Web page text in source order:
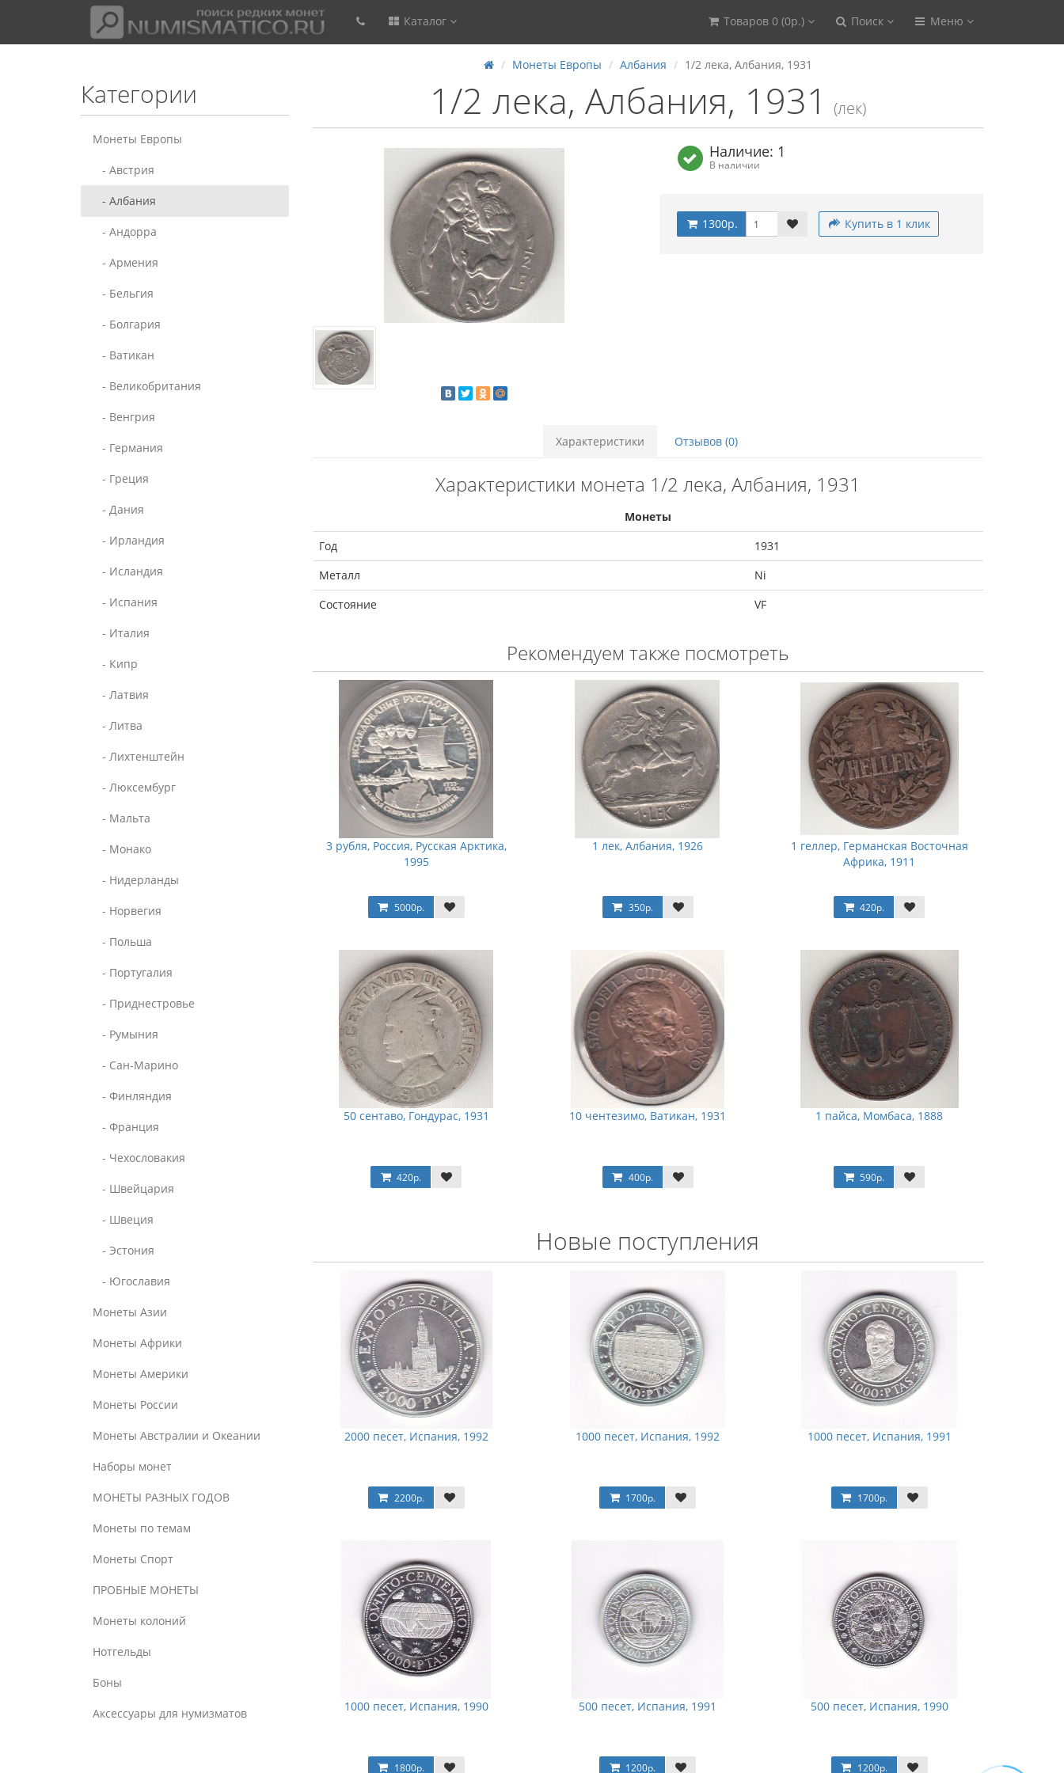
Каталог Товаров 0 (0р.) Поиск Меню
Категории
Монеты Европы
- Австрия
- Албания
- Андорра
- Армения
- Бельгия
- Болгария
- Ватикан
- Великобритания
- Венгрия
- Германия
- Греция
- Дания
- Ирландия
- Исландия
- Испания
- Италия
- Кипр
- Латвия
- Литва
- Лихтенштейн
- Люксембург
- Мальта
- Монако
- Нидерланды
- Норвегия
- Польша
- Португалия
- Приднестровье
- Румыния
- Сан-Марино
- Финляндия
- Франция
- Чехословакия
- Швейцария
- Швеция
- Эстония
- Югославия
Монеты Азии
Монеты Африки
Монеты Америки
Монеты России
Монеты Австралии и Океании
Наборы монет
МОНЕТЫ РАЗНЫХ ГОДОВ
Монеты по темам
Монеты Спорт
ПРОБНЫЕ МОНЕТЫ
Монеты колоний
Нотгельды
Боны
Аксессуары для нумизматов
Монеты Европы Албания 1/2 лека, Албания, 1931
1/2 лека, Албания, 1931 (лек)
Наличие: 1
В наличии
1300р. Купить в 1 клик
Характеристики Отзывов (0)
Характеристики монета 1/2 лека, Албания, 1931
Монеты
Год
1931
Металл
Ni
Состояние
VF
Рекомендуем также посмотреть
3 рубля, Россия, Русская Арктика,
1995
5000р.
1 лек, Албания, 1926
350р.
1 геллер, Германская Восточная
Африка, 1911
420р.
50 сентаво, Гондурас, 1931
420р.
10 чентезимо, Ватикан, 1931
400р.
1 пайса, Момбаса, 1888
590р.
Новые поступления
2000 песет, Испания, 1992
2200р.
1000 песет, Испания, 1992
1700р.
1000 песет, Испания, 1991
1700р.
1000 песет, Испания, 1990
1800р.
500 песет, Испания, 1991
1200р.
500 песет, Испания, 1990
1200р.